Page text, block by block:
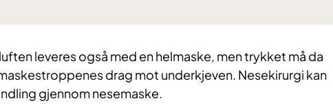
leveres også med en helmaske, men trykket må da
drag mot underkjeven. Nesekirurgi kan
gjennom nesemaske.